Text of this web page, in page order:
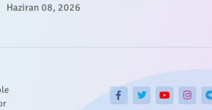
Haziran 08, 2026